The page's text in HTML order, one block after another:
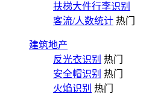
扶梯大件行李识别
客流/人数统计 热门
建筑地产
反光衣识别 热门
安全帽识别 热门
火焰识别 热门